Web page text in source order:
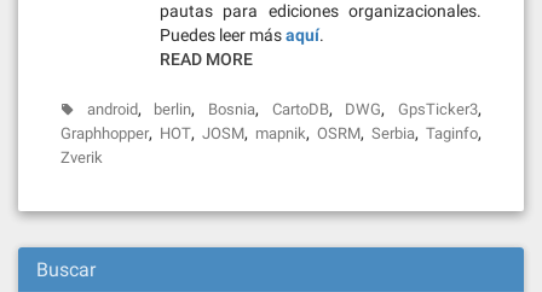
pautas para ediciones organizacionales.
Puedes leer másaquí.
READ MORE
android, berlin, Bosnia, CartoDB, DWG,GpsTicker3,
Graphhopper, HOT, JOSM, mapnik, OSRM, Serbia, Taginfo,
Zverik
Buscar